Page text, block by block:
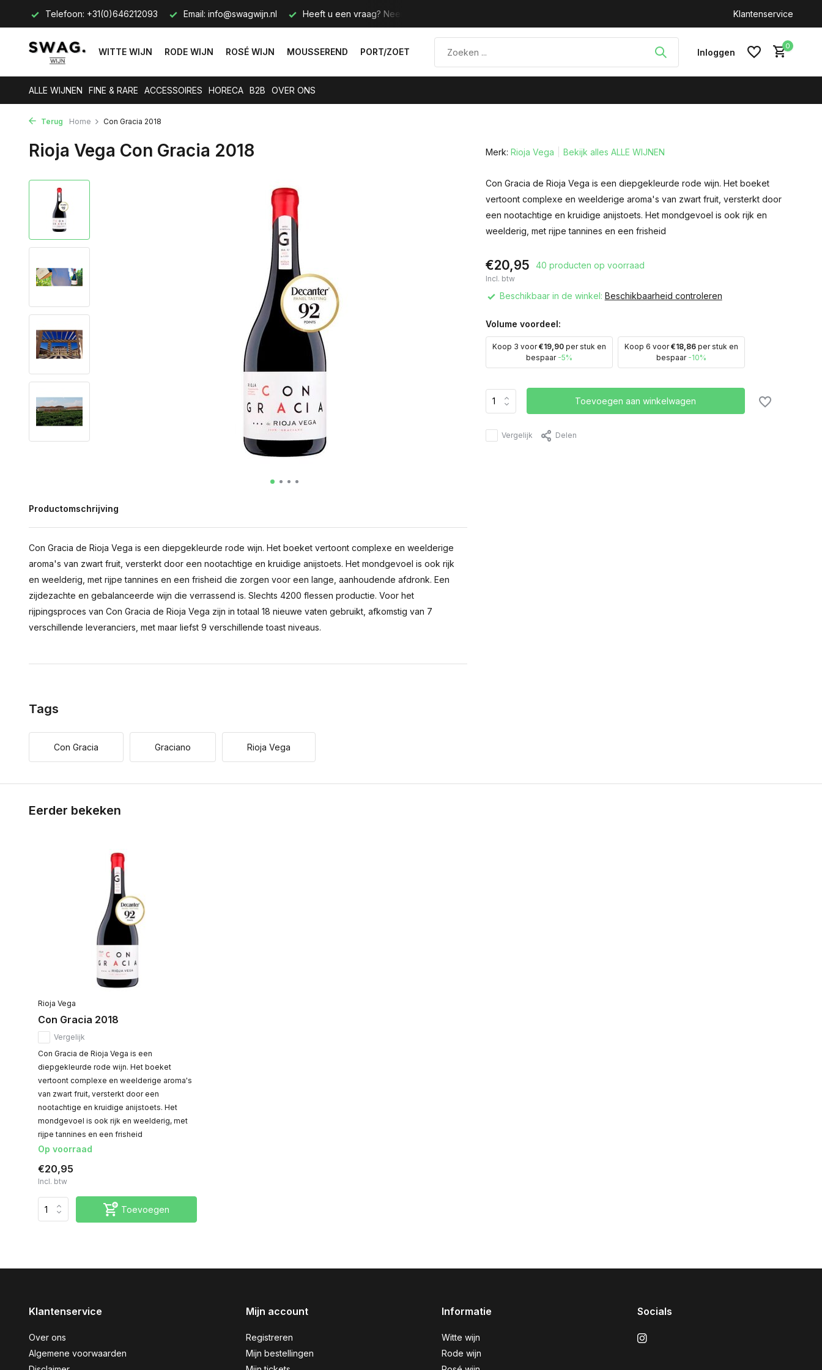
Telefoon: +31(0)646212093 Email: info@swagwijn.nl Heeft u een vraag? Neem contact met ons op. Klantenservice
WITTE WIJN RODE WIJN ROSÉ WIJN MOUSSEREND PORT/ZOET Inloggen
0
ALLE WIJNEN FINE & RARE ACCESSOIRES HORECA B2B OVER ONS
Terug Home Con Gracia 2018
Rioja Vega Con Gracia 2018
Productomschrijving
Con Gracia de Rioja Vega is een diepgekleurde rode wijn. Het boeket vertoont complexe en weelderige
aroma's van zwart fruit, versterkt door een nootachtige en kruidige anijstoets. Het mondgevoel is ook rijk
en weelderig, met rijpe tannines en een frisheid die zorgen voor een lange, aanhoudende afdronk. Een
zijdezachte en gebalanceerde wijn die verrassend is. Slechts 4200 flessen productie. Voor het
rijpingsproces van Con Gracia de Rioja Vega zijn in totaal 18 nieuwe vaten gebruikt, afkomstig van 7
verschillende leveranciers, met maar liefst 9 verschillende toast niveaus.
Merk: Rioja Vega Bekijk alles ALLE WIJNEN
Con Gracia de Rioja Vega is een diepgekleurde rode wijn. Het boeket
vertoont complexe en weelderige aroma's van zwart fruit, versterkt door
een nootachtige en kruidige anijstoets. Het mondgevoel is ook rijk en
weelderig, met rijpe tannines en een frisheid
€20,95 40 producten op voorraad
Incl. btw
Beschikbaar in de winkel: Beschikbaarheid controleren
Volume voordeel:
Koop 3 voor€19,90per stuk en
bespaar -5%
Koop 6 voor€18,86per stuk en
bespaar -10%
Toevoegen aan winkelwagen
Vergelijk Delen
Tags
Con Gracia Graciano Rioja Vega
Eerder bekeken
Rioja Vega
Con Gracia 2018
Vergelijk
Con Gracia de Rioja Vega is een
diepgekleurde rode wijn. Het boeket
vertoont complexe en weelderige aroma's
van zwart fruit, versterkt door een
nootachtige en kruidige anijstoets. Het
mondgevoel is ook rijk en weelderig, met
rijpe tannines en een frisheid
Op voorraad
€20,95
Incl. btw
Toevoegen
Klantenservice
Over ons
Algemene voorwaarden
Mijn account
Registreren
Mijn bestellingen
Informatie
Witte wijn
Rode wijn
Socials